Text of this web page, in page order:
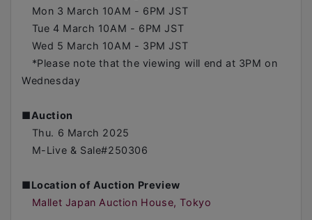
Mon 3 March 10AM - 6PM JST
Tue 4 March 10AM - 6PM JST
Wed 5 March 10AM - 3PM JST
*Please note that the viewing will end at 3PM on
Wednesday
■Auction
Thu. 6 March 2025
M-Live & Sale#250306
■Location of Auction Preview
Mallet Japan Auction House, Tokyo